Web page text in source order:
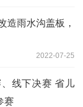
造雨水沟盖板，
2022-07-25
线下决赛 省儿
赛